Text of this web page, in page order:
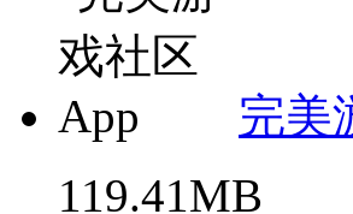
完美
119.41MB